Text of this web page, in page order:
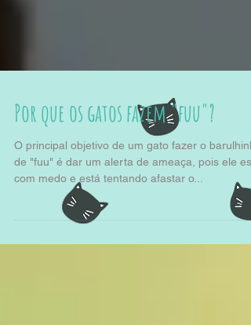
Por que os gatos fazem "fuu"?
O principal objetivo de um gato fazer o
de "fuu" é dar um alerta de ameaça, pois ele